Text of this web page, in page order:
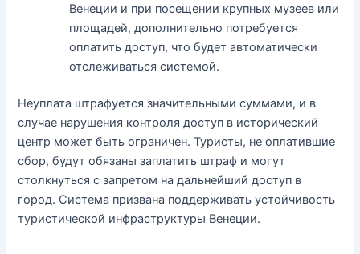
Венеции и при посещении крупных музеев или
площадей, дополнительно потребуется
оплатить доступ, что будет автоматически
отслеживаться системой.
Неуплата штрафуется значительными суммами, и в
случае нарушения контроля доступ в исторический
центр может быть ограничен. Туристы, не оплатившие
сбор, будут обязаны заплатить штраф и могут
столкнуться с запретом на дальнейший доступ в
город. Система призвана поддерживать устойчивость
туристической инфраструктуры Венеции.